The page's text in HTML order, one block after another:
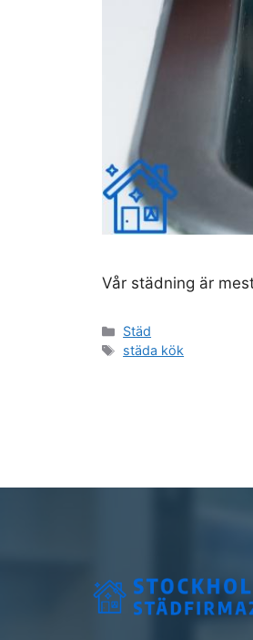
Vår städning är
Kategorier
Städ
Etiketter
städa kök